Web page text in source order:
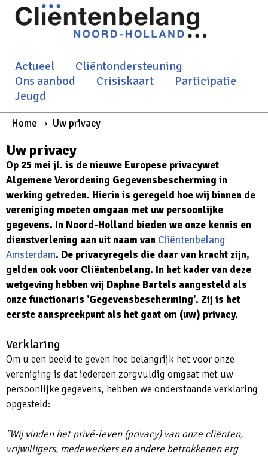
Actueel
Cliëntondersteuning
Ons aanbod
Crisiskaart
Participatie
Jeugd
Home Uw privacy
Uw privacy
Op 25 mei jl. is de nieuwe Europese privacywet
Algemene Verordening Gegevensbescherming in
werking getreden. Hierin is geregeld hoe wij binnen de
vereniging moeten omgaan met uw persoonlijke
gegevens. In Noord-Holland bieden we onze kennis en
dienstverlening aan uit naam van Cliëntenbelang
Amsterdam. De privacyregels die daar van kracht zijn,
gelden ook voor Cliëntenbelang. In het kader van deze
wetgeving hebben wij Daphne Bartels aangesteld als
onze functionaris 'Gegevensbescherming'. Zij is het
eerste aanspreekpunt als het gaat om (uw) privacy.
Verklaring
Om u een beeld te geven hoe belangrijk het voor onze
vereniging is dat iedereen zorgvuldig omgaat met uw
persoonlijke gegevens, hebben we onderstaande verklaring
opgesteld:
"Wij vinden het privé-leven (privacy) van onze cliënten,
vrijwilligers, medewerkers en andere betrokkenen erg